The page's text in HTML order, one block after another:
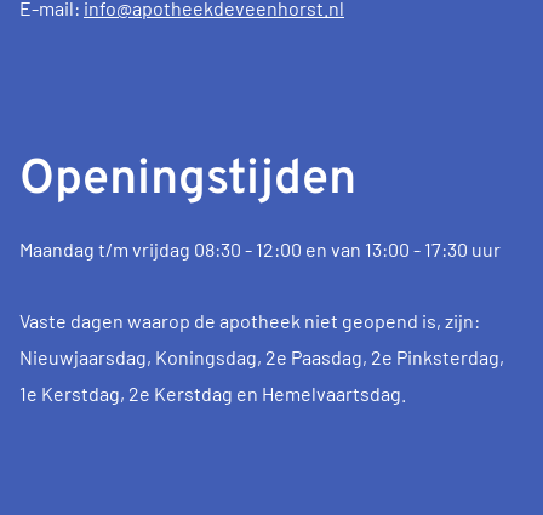
E-mail: info@apotheekdeveenhorst.nl
Openingstijden
Maandag t/m vrijdag 08:30 - 12:00 en van 13:00 - 17:30 uur
Vaste dagen waarop de apotheek niet geopend is, zijn:
Nieuwjaarsdag, Koningsdag, 2e Paasdag, 2e Pinksterdag,
1e Kerstdag, 2e Kerstdag en Hemelvaartsdag.